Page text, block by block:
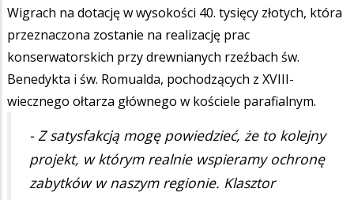
Wigrach na dotację w wysokości 40. tysięcy złotych, która
przeznaczona zostanie na realizację prac
konserwatorskich przy drewnianych rzeźbach św.
Benedykta i św. Romualda, pochodzących z XVIII-
wiecznego ołtarza głównego w kościele parafialnym.
- Z satysfakcją mogę powiedzieć, że to kolejny
projekt, w którym realnie wspieramy ochronę
zabytków w naszym regionie. Klasztor